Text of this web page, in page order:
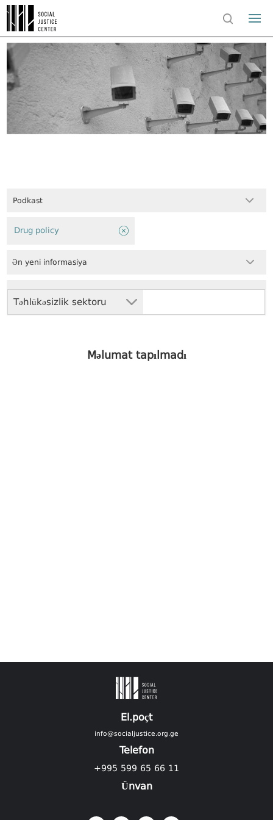
Podkast
Təhlükəsizlik sektoru
Drug policy
Ən yeni informasiya
Məlumat tapılmadı
El.poçt
info@socialjustice.org.ge
Telefon
+995 599 65 66 11
Ünvan